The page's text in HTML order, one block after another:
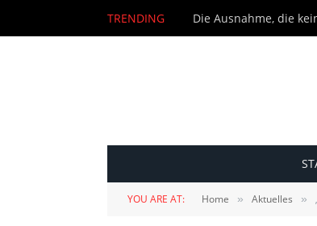
TRENDING Die Ausnahme, die
YOU ARE AT: Home » Aktuelles »